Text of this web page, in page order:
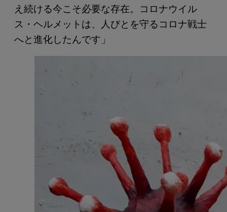
え続ける今こそ必要な存在。コロナウイル
ス・ヘルメットは、人びとを守るコロナ戦士
へと進化したんです」